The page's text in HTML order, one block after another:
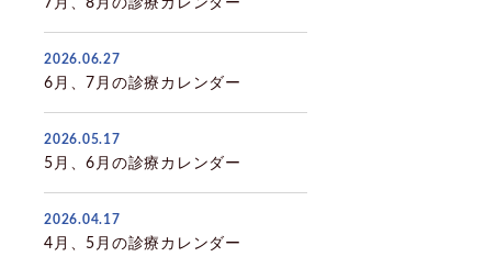
7月、8月の診療カレンダー
2026.06.27
6月、7月の診療カレンダー
2026.05.17
5月、6月の診療カレンダー
2026.04.17
4月、5月の診療カレンダー